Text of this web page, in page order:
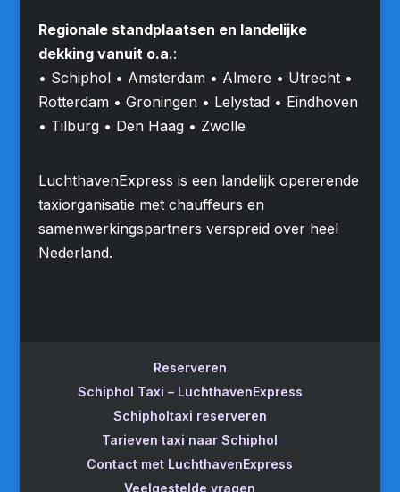
Regionale standplaatsen en landelijke
dekking vanuit o.a.:
• Schiphol • Amsterdam • Almere • Utrecht •
Rotterdam • Groningen • Lelystad • Eindhoven
• Tilburg • Den Haag • Zwolle
LuchthavenExpress is een landelijk opererende
taxiorganisatie met chauffeurs en
samenwerkingspartners verspreid over heel
Nederland.
Reserveren
Schiphol Taxi – LuchthavenExpress
Schipholtaxi reserveren
Tarieven taxi naar Schiphol
Contact met LuchthavenExpress
Veelgestelde vragen